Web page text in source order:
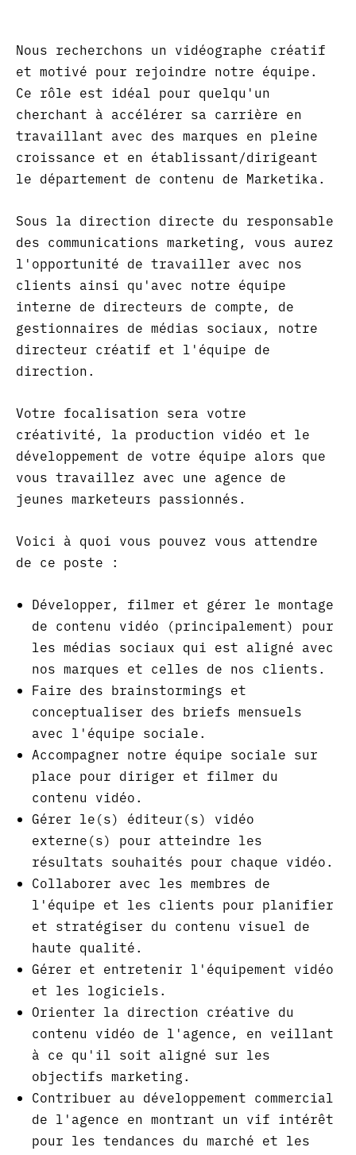
Nous recherchons un vidéographe créatif
et motivé pour rejoindre notre équipe.
Ce rôle est idéal pour quelqu'un
cherchant à accélérer sa carrière en
travaillant avec des marques en pleine
croissance et en établissant/dirigeant
le département de contenu de Marketika.
Sous la direction directe du responsable
des communications marketing, vous aurez
l'opportunité de travailler avec nos
clients ainsi qu'avec notre équipe
interne de directeurs de compte, de
gestionnaires de médias sociaux, notre
directeur créatif et l'équipe de
direction.
Votre focalisation sera votre
créativité, la production vidéo et le
développement de votre équipe alors que
vous travaillez avec une agence de
jeunes marketeurs passionnés.
Voici à quoi vous pouvez vous attendre
de ce poste :
Développer, filmer et gérer le montage
de contenu vidéo (principalement) pour
les médias sociaux qui est aligné avec
nos marques et celles de nos clients.
Faire des brainstormings et
conceptualiser des briefs mensuels
avec l'équipe sociale.
Accompagner notre équipe sociale sur
place pour diriger et filmer du
contenu vidéo.
Gérer le(s) éditeur(s) vidéo
externe(s) pour atteindre les
résultats souhaités pour chaque vidéo.
Collaborer avec les membres de
l'équipe et les clients pour planifier
et stratégiser du contenu visuel de
haute qualité.
Gérer et entretenir l'équipement vidéo
et les logiciels.
Orienter la direction créative du
contenu vidéo de l'agence, en veillant
à ce qu'il soit aligné sur les
objectifs marketing.
Contribuer au développement commercial
de l'agence en montrant un vif intérêt
pour les tendances du marché et les